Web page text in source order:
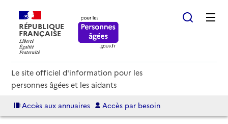
RÉPUBLIQUE
FRANÇAISE
Le site officiel d'information pour les
personnes âgées et les aidants
Accès aux annuaires Accès par besoin